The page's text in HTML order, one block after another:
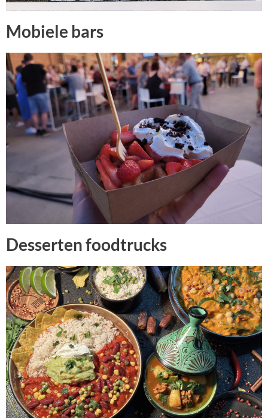
Mobiele bars
Desserten foodtrucks